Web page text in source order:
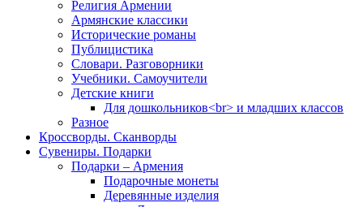
Религия Армении
Армянские классики
Исторические романы
Публицистика
Словари. Разговорники
Учебники. Самоучители
Детские книги
Для дошкольников<br> и младших классов
Разное
Кроссворды. Сканворды
Сувениры. Подарки
Подарки – Армения
Подарочные монеты
Деревянные изделия